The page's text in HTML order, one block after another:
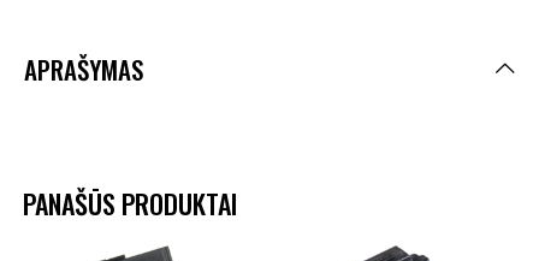
APRAŠYMAS
PANAŠŪS PRODUKTAI